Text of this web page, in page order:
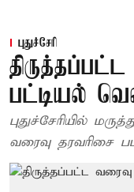
புதுச்சேரி
பட்டியல்
புதுச்சேரியில்
வரைவு தரவரிசை